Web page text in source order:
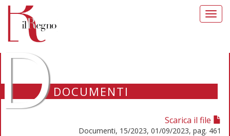
DOCUMENTI
Scarica il file
Documenti, 15/2023, 01/09/2023, pag. 461